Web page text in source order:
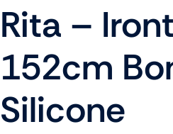
Rita –
152cm
Silicone